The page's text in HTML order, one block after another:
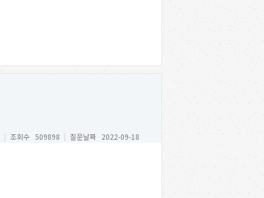
| 조회수 509898 | 질문날짜 2022-09-18